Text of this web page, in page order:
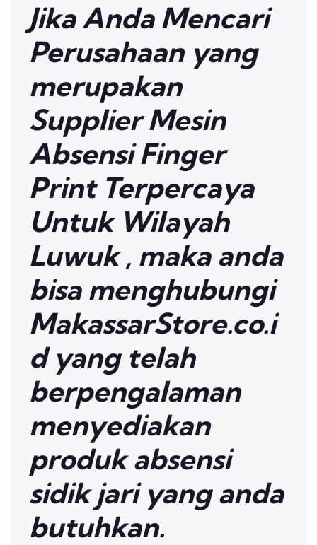
Jika Anda Mencari
Perusahaan yang
merupakan
Supplier Mesin
Absensi Finger
Print Terpercaya
Untuk Wilayah
Luwuk , maka anda
bisa menghubungi
MakassarStore.co.i
d yang telah
berpengalaman
menyediakan
produk absensi
sidik jari yang anda
butuhkan.